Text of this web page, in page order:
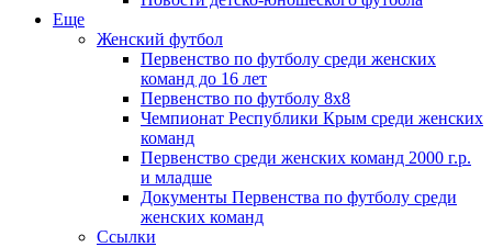
Еще
Женский футбол
Первенство по футболу среди женских
команд до 16 лет
Первенство по футболу 8х8
Чемпионат Республики Крым среди женских
команд
Первенство среди женских команд 2000 г.р.
и младше
Документы Первенства по футболу среди
женских команд
Ссылки